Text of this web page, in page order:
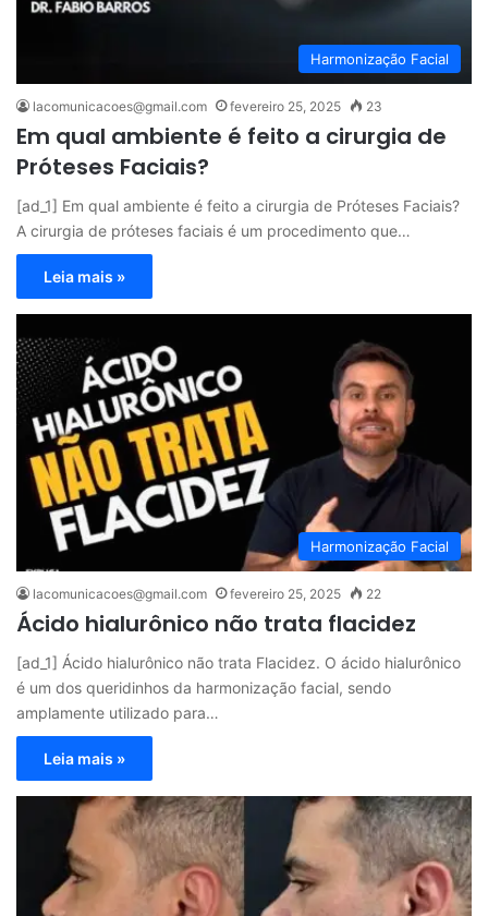
Harmonização Facial
lacomunicacoes@gmail.com fevereiro 25, 2025 23
Em qual ambiente é feito a cirurgia de
Próteses Faciais?
[ad_1] Em qual ambiente é feito a cirurgia de Próteses Faciais?
A cirurgia de próteses faciais é um procedimento que…
Leia mais »
Harmonização Facial
lacomunicacoes@gmail.com fevereiro 25, 2025 22
Ácido hialurônico não trata flacidez
[ad_1] Ácido hialurônico não trata Flacidez. O ácido hialurônico
é um dos queridinhos da harmonização facial, sendo
amplamente utilizado para…
Leia mais »